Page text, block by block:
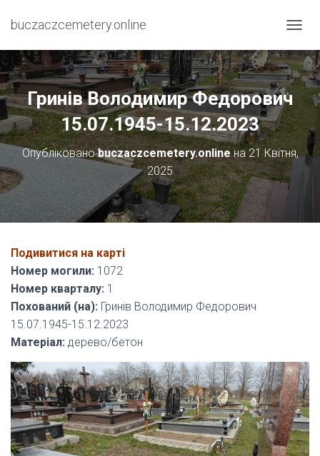
buczaczcemetery.online
Е
Е
Н
У
И
Г
Гринів Володимир Федорович
15.07.1945-15.12.2023
Опублікованоbuczaczcemetery.onlineна21 Квітня,
2025
Подивитися на карті
Номер могили: 1072
Номер кварталу: 1
Похований (на): Гринів Володимир Федорович
15.07.1945-15.12.2023
Матеріал: дерево/бетон